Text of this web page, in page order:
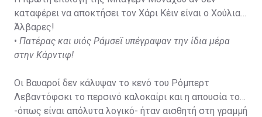
καταφέρει να αποκτήσει τον Χάρι Κέιν είναι ο Χούλιαν
Άλβαρες!
• Πατέρας και υιός Ράμσεϊ υπέγραψαν την ίδια μέρα
στην Κάρντιφ!
Οι Βαυαροί δεν κάλυψαν το κενό του Ρόμπερτ
Λεβαντόφσκι το περσινό καλοκαίρι και η απουσία του
-όπως είναι απόλυτα λογικό- ήταν αισθητή στη γραμμή